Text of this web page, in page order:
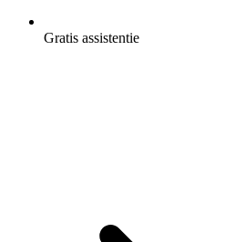
Gratis assistentie